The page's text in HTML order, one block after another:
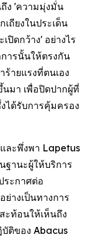
ง 'ความมุ่งมั่น
ถียงในประเด็น
ปิดกว้าง' อย่างไร
ารนั้นให้ตรงกัน
ายแรงที่ตนเอง
มา เพื่อปิดปากผู้ที่
ได้รับการคุ้มครอง
ละพึ่งพา Lapetus
ฐานะผู้ให้บริการ
ระกาศต่อ
างเป็นทางการ
ะท้อนให้เห็นถึง
ติของ Abacus